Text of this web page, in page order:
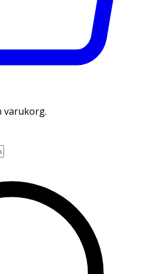
varukorg.